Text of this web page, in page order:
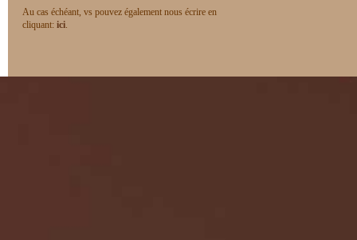
Au cas échéant, vs pouvez également nous écrire en
cliquant: ici.